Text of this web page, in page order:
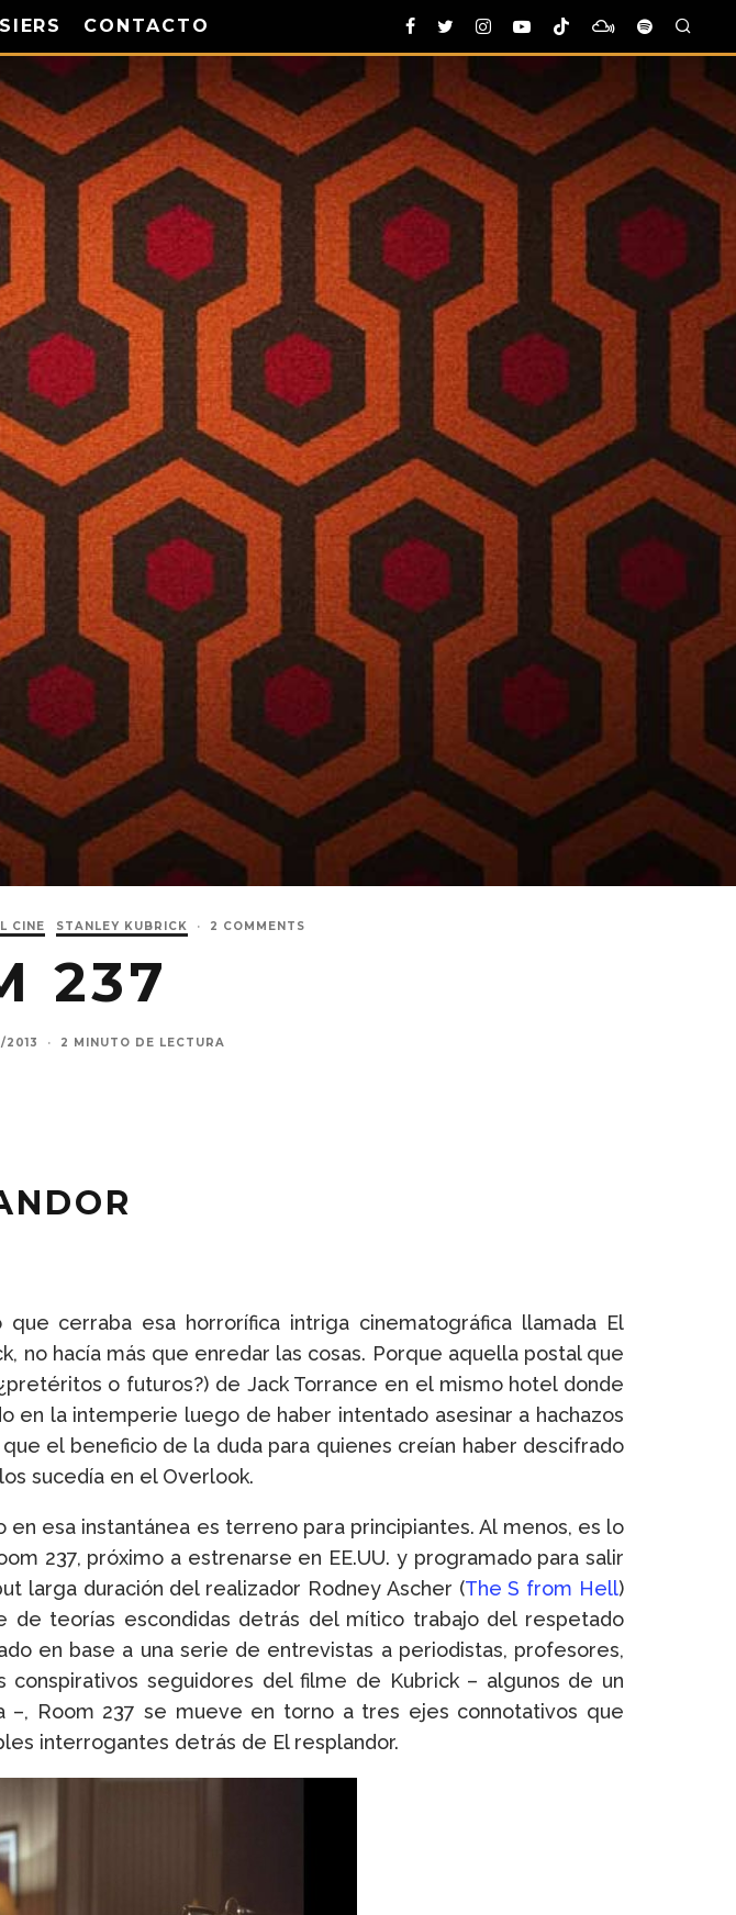
CONTACTO
CINE STANLEY KUBRICK · 2 COMMENTS
237
2013 · 2 MINUTO DE LECTURA
cerraba esa horrorífica intriga cinematográfica llamada El
no hacía más que enredar las cosas. Porque aquella postal que
o futuros?) de Jack Torrance en el mismo hotel donde
en la intemperie luego de haber intentado asesinar a hachazos
el beneficio de la duda para quienes creían haber descifrado
sucedía en el Overlook.
en esa instantánea es terreno para principiantes. Al menos, es lo
237, próximo a estrenarse en EE.UU. y programado para salir
larga duración del realizador Rodney Ascher (The S from Hell)
de teorías escondidas detrás del mítico trabajo del respetado
en base a una serie de entrevistas a periodistas, profesores,
conspirativos seguidores del filme de Kubrick – algunos de un
–, Room 237 se mueve en torno a tres ejes connotativos que
interrogantes detrás de El resplandor.